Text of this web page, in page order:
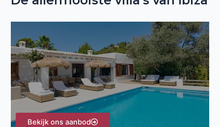
a
r
:
Bekijk ons aanbod